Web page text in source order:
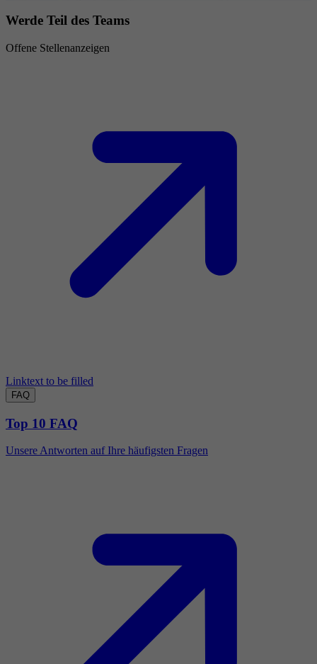
Werde Teil des Teams
Offene Stellenanzeigen
Linktext to be filled
FAQ
Top 10 FAQ
Unsere Antworten auf Ihre häufigsten Fragen